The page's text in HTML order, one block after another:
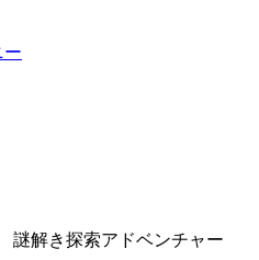
解き探索アドベンチャー